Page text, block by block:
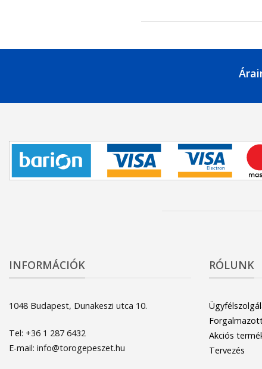
INFORMÁCIÓK
1048 Budapest, Dunakeszi utca 10.
Tel: +36 1 287 6432
E-mail: info@torogepeszet.hu
RÓLUNK
Akciós
Tervezés